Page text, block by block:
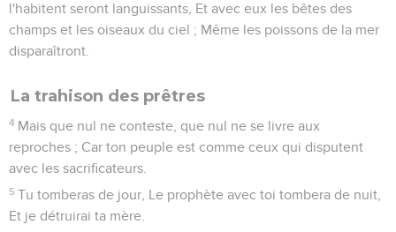
l'habitent seront languissants, Et avec eux les bêtes des
champs et les oiseaux du ciel ; Même les poissons de la mer
disparaîtront.
La trahison des prêtres
4 Mais que nul ne conteste, que nul ne se livre aux
reproches ; Car ton peuple est comme ceux qui disputent
avec les sacrificateurs.
5 Tu tomberas de jour, Le prophète avec toi tombera de nuit,
Et je détruirai ta mère.